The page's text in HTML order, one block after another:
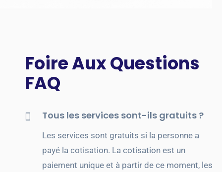
Foire Aux Questions
FAQ
Tous les services sont-ils gratuits ?
Les services sont gratuits si la personne a
payé la cotisation. La cotisation est un
paiement unique et à partir de ce moment, les